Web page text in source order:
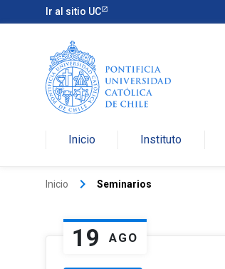
Ir al sitio UC
Inicio Instituto
Inicio keyboard_arrow_right Seminarios
19 AGO